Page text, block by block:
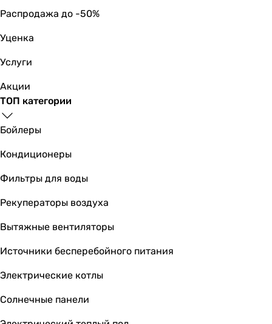
Частота вращения
2300 об/мин
2300 об/мин
2300 об/мин
2300 об/мин
2300 об/мин
2400 об/мин
2300 об/мин
14 Вт
14 Вт
14 Вт
14 Вт
14 Вт
Распродажа до -50%
Уценка
Услуги
Акции
ТОП категории
Бойлеры
Кондиционеры
Фильтры для воды
Рекуператоры воздуха
Вытяжные вентиляторы
Источники бесперебойного питания
Электрические котлы
Солнечные панели